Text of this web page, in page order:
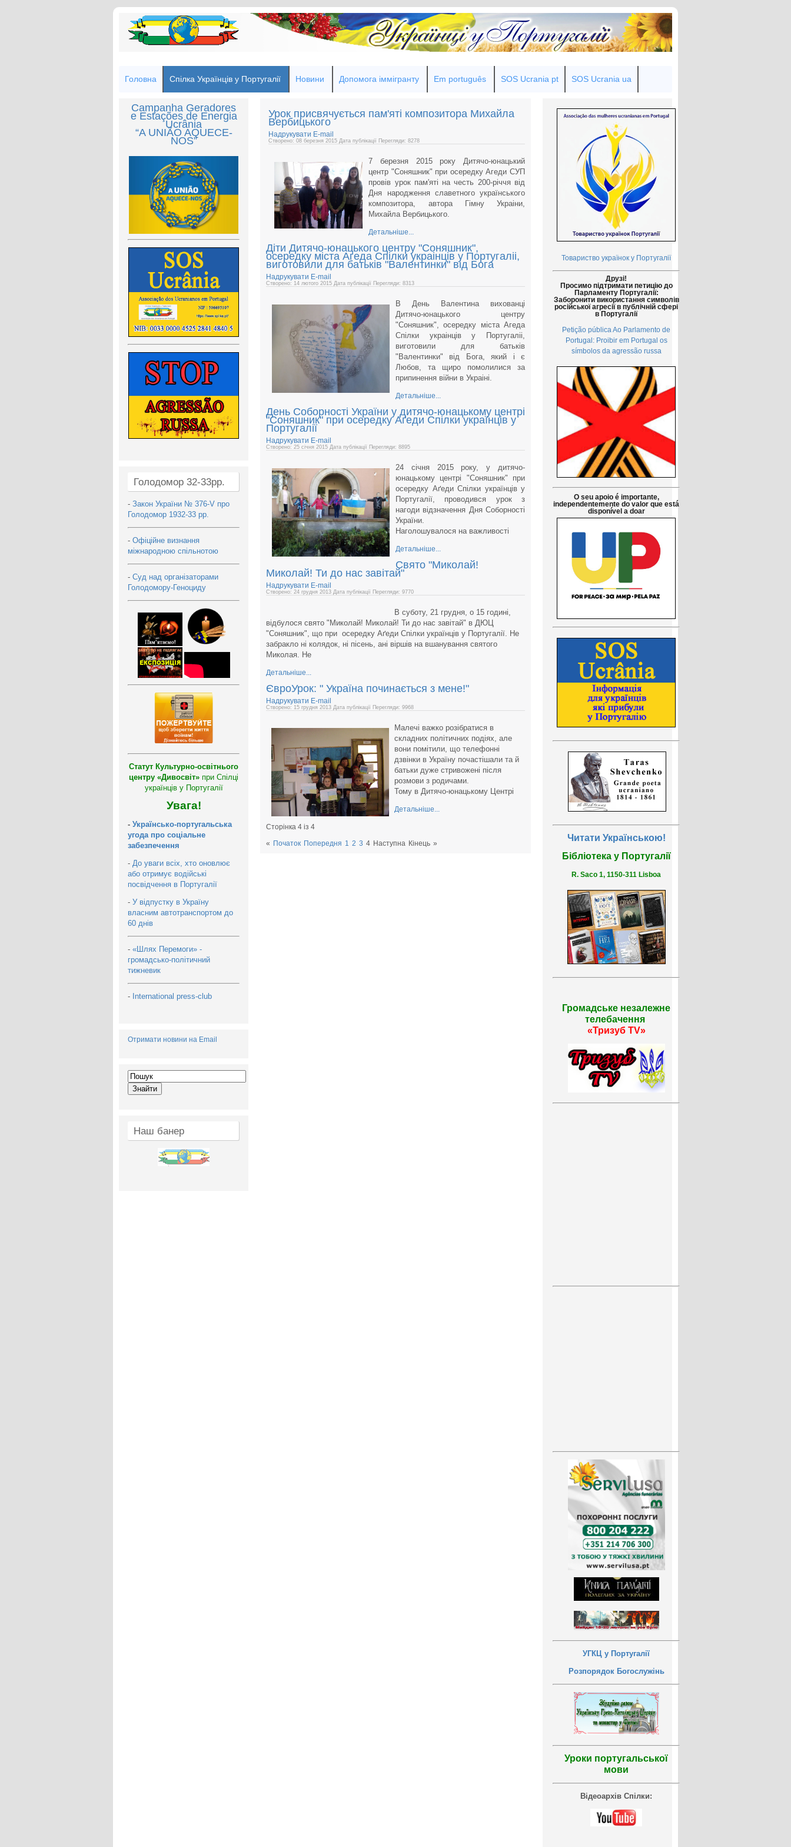
Головна Спілка Українців у Португалії Новини Допомога іммігранту Em português SOS Ucrania pt SOS Ucrania ua
Campanha Geradores
e Estações de Energia
Ucrânia
“A UNIÃO AQUECE-
NOS”
Голодомор 32-33рр.
- Закон України № 376-V про
Голодомор 1932-33 рр.
- Офіційне визнання
міжнародною спільнотою
- Суд над організаторами
Голодомору-Геноциду
Статут Культурно-освітнього
центру «Дивосвіт» при Спілці
українців у Португалії
Увага!
- Українсько-португальська
угода про соціальне
забезпечення
- До уваги всіх, хто оновлює
або отримує водійські
посвідчення в Португалії
- У відпустку в Україну
власним автотранспортом до
60 днів
- «Шлях Перемоги» -
громадсько-політичний
тижневик
- International press-club
Отримати новини на Email
Наш банер
Урок присвячується пам'яті композитора Михайла
Вербицького
Надрукувати E-mail
Створено: 08 березня 2015Дата публікації Перегляди: 8278
7 березня 2015 року Дитячо-юнацький
центр "Соняшник" при осередку Агеди СУП
провів урок пам'яті на честь 200-річчя від
Дня народження славетного українського
композитора, автора Гімну Украіни,
Михайла Вербицького.
Детальніше...
Діти Дитячо-юнацького центру "Соняшник",
осередку міста Агеда Спілки украінців у Португаліі,
виготовили для батьків "Валентинки" від Бога
Надрукувати E-mail
Створено: 14 лютого 2015 Дата публікації Перегляди: 8313
В День Валентина вихованці
Дитячо-юнацького центру
"Соняшник", осередку міста Агеда
Спілки украінців у Португаліі,
виготовили для батьків
"Валентинки" від Бога, який і є
Любов, та щиро помолилися за
припинення війни в Украіні.
Детальніше...
День Соборності України у дитячо-юнацькому центрі
"Соняшник" при осередку Аґеди Спілки українців у
Португалії
Надрукувати E-mail
Створено: 25 січня 2015 Дата публікації Перегляди: 8895
24 січня 2015 року, у дитячо-
юнацькому центрі "Соняшник" при
осередку Аґеди Спілки українців у
Португалії, проводився урок з
нагоди відзначення Дня Соборності
України.
Наголошувалося на важливості
Детальніше...
Свято "Миколай!
Миколай! Ти до нас завітай"
Надрукувати E-mail
Створено: 24 грудня 2013 Дата публікації Перегляди: 9770
В суботу, 21 грудня, о 15 годині,
відбулося свято "Миколай! Миколай! Ти до нас завітай" в ДЮЦ
"Соняшник", що при осередку Аґеди Спілки українців у Португалії. Не
забракло ні колядок, ні пісень, ані віршів на вшанування святого
Миколая. Не
Детальніше...
ЄвроУрок: " Україна починається з мене!"
Надрукувати E-mail
Створено: 15 грудня 2013 Дата публікації Перегляди: 9968
Малечі важко розібратися в
складних політичних подіях, але
вони помітили, що телефонні
дзвінки в Україну почастішали та й
батьки дуже стривожені після
розмови з родичами.
Тому в Дитячо-юнацькому Центрі
Детальніше...
Сторінка 4 із 4
« Початок Попередня 1 2 3 4 Наступна Кінець »
Товариство українок у Португалії
Друзі!
Просимо підтримати петицію до
Парламенту Португалії:
Заборонити використання символів
російської агресії в публічній сфері
в Португалії
Petição pública Ao Parlamento de
Portugal: Proibir em Portugal os
símbolos da agressão russa
O seu apoio é importante,
independentemente do valor que está
disponível a doar
Читати Українською!
Бібліотека у Португалії
R. Saco 1, 1150-311 Lisboa
Громадське незалежне
телебачення
«Тризуб TV»
УГКЦ у Португалії
Розпорядок Богослужінь
Уроки португальської
мови
Відеоархів Спілки: